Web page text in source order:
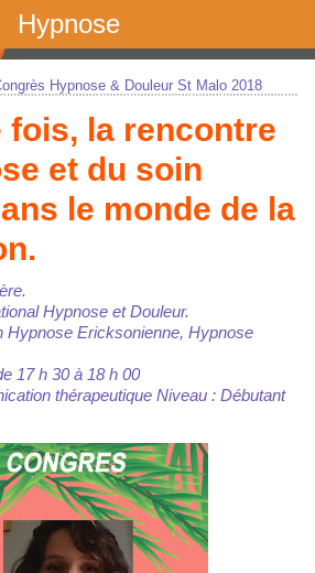
Hypnose
Hypnose & Douleur St Malo 2018
fois, la rencontre
et du soin
le monde de la
Hypnose et Douleur.
Hypnose Ericksonienne, Hypnose
17 h 30 à 18 h 00
thérapeutique Niveau : Débutant